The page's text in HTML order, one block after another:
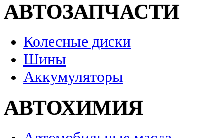
АВТОЗАПЧАСТИ
Колесные диски
Шины
Аккумуляторы
АВТОХИМИЯ